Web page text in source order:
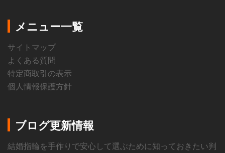
メニュー一覧
サイトマップ
よくある質問
特定商取引の表示
個人情報保護方針
ブログ更新情報
結婚指輪を手作りで安心して選ぶために知っておきたい判